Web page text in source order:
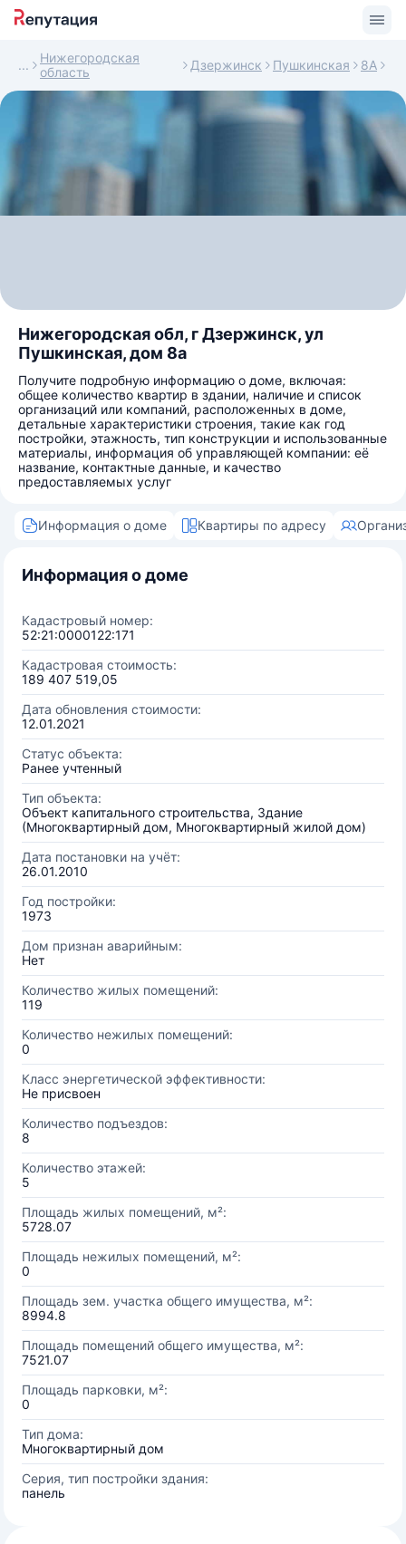
Нижегородская
область
Дзержинск Пушкинская 8А
Нижегородская обл, г Дзержинск, ул
Пушкинская, дом 8а
Получите подробную информацию о доме, включая:
общее количество квартир в здании, наличие и список
организаций или компаний, расположенных в доме,
детальные характеристики строения, такие как год
постройки, этажность, тип конструкции и использованные
материалы, информация об управляющей компании: её
название, контактные данные, и качество
предоставляемых услуг
Информация о доме Квартиры по адресу
Информация о доме
Кадастровый номер:
52:21:0000122:171
Кадастровая стоимость:
189 407 519,05
Дата обновления стоимости:
12.01.2021
Статус объекта:
Ранее учтенный
Тип объекта:
Объект капитального строительства, Здание
(Многоквартирный дом, Многоквартирный жилой дом)
Дата постановки на учёт:
26.01.2010
Год постройки:
1973
Дом признан аварийным:
Нет
Количество жилых помещений:
119
Количество нежилых помещений:
0
Класс энергетической эффективности:
Не присвоен
Количество подъездов:
8
Количество этажей:
5
Площадь жилых помещений, м²:
5728.07
Площадь нежилых помещений, м²:
0
Площадь зем. участка общего имущества, м²:
8994.8
Площадь помещений общего имущества, м²:
7521.07
Площадь парковки, м²:
0
Тип дома:
Многоквартирный дом
Серия, тип постройки здания:
панель